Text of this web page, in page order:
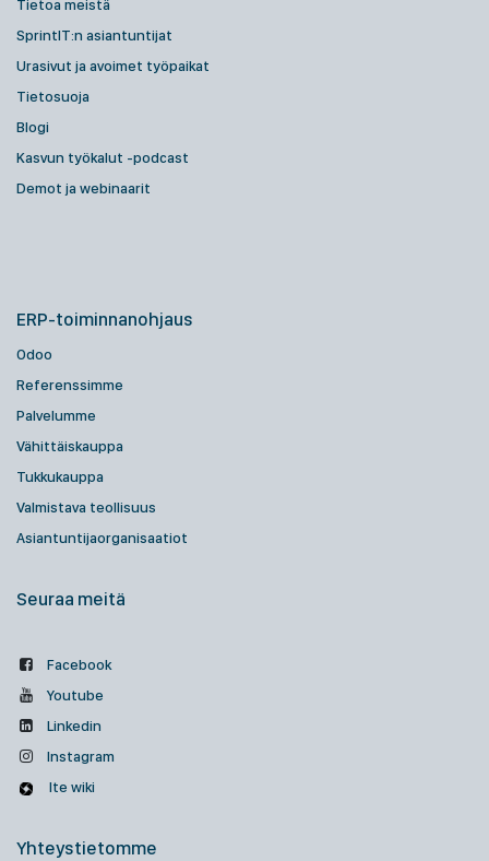
Tietoa meistä
SprintIT:n asiantuntijat
Urasivut ja avoimet työpaikat
Tietosuoja
Blogi
Kasvun työkalut -podcast
Demot ja webinaarit
ERP-toiminnanohjaus
Odoo
Referenssimme
Palvelumme
Vähittäiskauppa
Tukkukauppa
Valmistava teollisuus
Asiantuntijaorganisaatiot
Seuraa meitä
Facebook
Youtube
Linkedin
Instagram
Ite wiki
Yhteystietomme